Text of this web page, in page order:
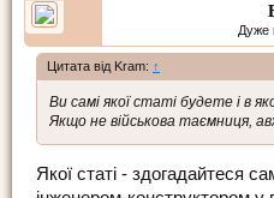
Дуже
Цитата від Kram: ↑
Ви самі якої статі будете і в
Якщо не військова таємниця,
Якої статі - здогадайтеся